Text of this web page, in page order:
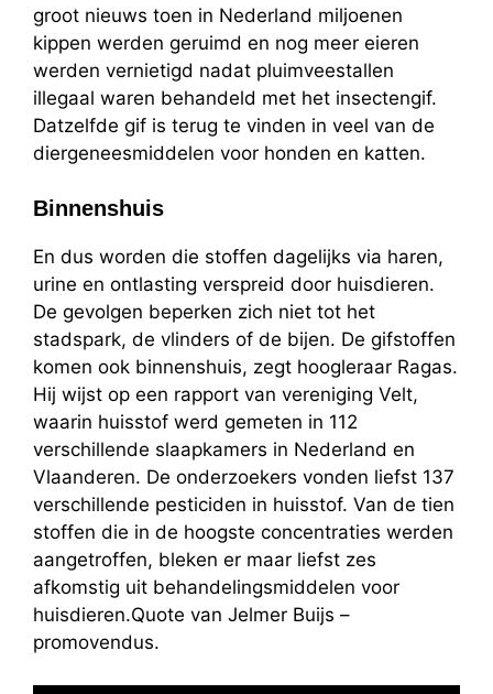
groot nieuws toen in Nederland miljoenen
kippen werden geruimd en nog meer eieren
werden vernietigd nadat pluimveestallen
illegaal waren behandeld met het insectengif.
Datzelfde gif is terug te vinden in veel van de
diergeneesmiddelen voor honden en katten.
Binnenshuis
En dus worden die stoffen dagelijks via haren,
urine en ontlasting verspreid door huisdieren.
De gevolgen beperken zich niet tot het
stadspark, de vlinders of de bijen. De gifstoffen
komen ook binnenshuis, zegt hoogleraar Ragas.
Hij wijst op een rapport van vereniging Velt,
waarin huisstof werd gemeten in 112
verschillende slaapkamers in Nederland en
Vlaanderen. De onderzoekers vonden liefst 137
verschillende pesticiden in huisstof. Van de tien
stoffen die in de hoogste concentraties werden
aangetroffen, bleken er maar liefst zes
afkomstig uit behandelingsmiddelen voor
huisdieren.Quote van Jelmer Buijs –
promovendus.